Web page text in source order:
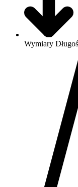
Wymiary